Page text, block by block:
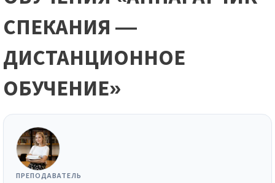
СПЕКАНИЯ —
ДИСТАНЦИОННОЕ
ОБУЧЕНИЕ»
ПРЕПОДАВАТЕЛЬ